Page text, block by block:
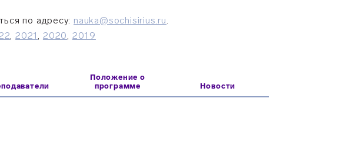
по адресу: nauka@sochisirius.ru.
,2021, 2020, 2019
Положение о
программе
Новости